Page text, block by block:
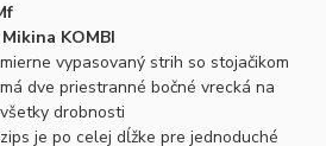
KOMBI
mierne vypasovaný strih so stojačikom
má dve priestranné bočné vrecká na
všetky drobnosti
zips je po celej dĺžke pre jednoduché